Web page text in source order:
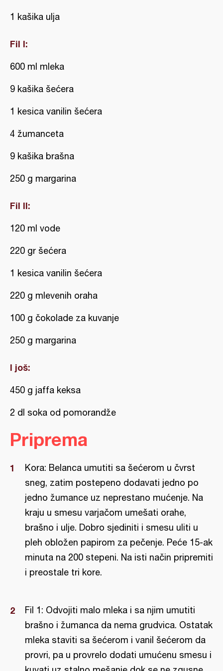
1 kašika ulja
Fil I:
600 ml mleka
9 kašika šećera
1 kesica vanilin šećera
4 žumanceta
9 kašika brašna
250 g margarina
Fil II:
120 ml vode
220 gr šećera
1 kesica vanilin šećera
220 g mlevenih oraha
100 g čokolade za kuvanje
250 g margarina
I još:
450 g jaffa keksa
2 dl soka od pomorandže
Priprema
Kora: Belanca umutiti sa šećerom u čvrst
sneg, zatim postepeno dodavati jedno po
jedno žumance uz neprestano mućenje. Na
kraju u smesu varjačom umešati orahe,
brašno i ulje. Dobro sjediniti i smesu uliti u
pleh obložen papirom za pečenje. Peće 15-ak
minuta na 200 stepeni. Na isti način pripremiti
i preostale tri kore.
Fil 1: Odvojiti malo mleka i sa njim umutiti
brašno i žumanca da nema grudvica. Ostatak
mleka staviti sa šećerom i vanil šećerom da
provri, pa u provrelo dodati umućenu smesu i